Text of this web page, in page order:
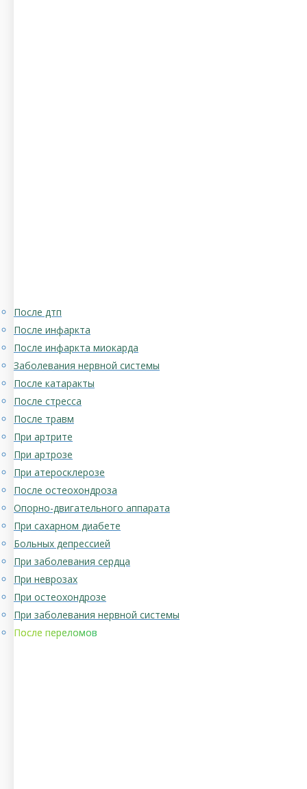
После дтп
После инфаркта
После инфаркта миокарда
Заболевания нервной системы
После катаракты
После стресса
После травм
При артрите
При артрозе
При атеросклерозе
После остеохондроза
Опорно-двигательного аппарата
При сахарном диабете
Больных депрессией
При заболевания сердца
При неврозах
При остеохондрозе
При заболевания нервной системы
После переломов